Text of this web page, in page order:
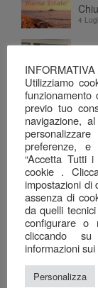
4
Il
7
Ristorante
SAN
Via Cottafavi,
42015 Correggio
348 3969456
Utilizziamo
previo tuo
navigazione,
preferenze, e
“Accetta Tutti
cookie .
impostazioni di
assenza di
da quelli
configurare o
cliccando
informazioni
Personalizza